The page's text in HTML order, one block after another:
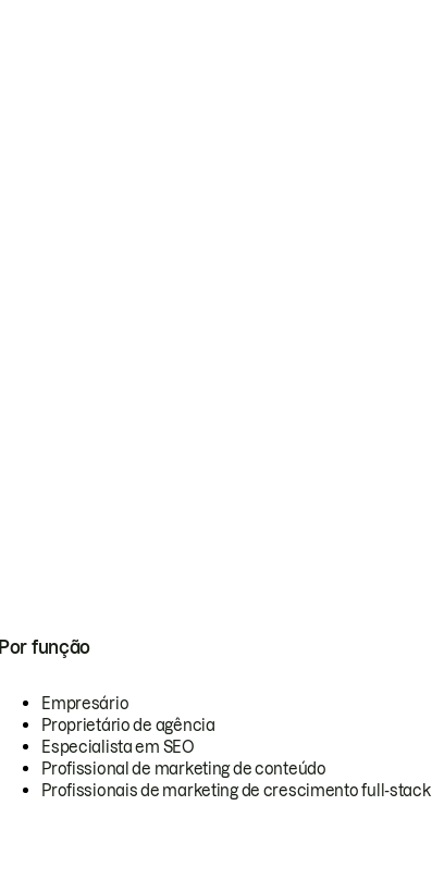
Por função
Empresário
Proprietário de agência
Especialista em SEO
Profissional de marketing de conteúdo
Profissionais de marketing de crescimento full-stack